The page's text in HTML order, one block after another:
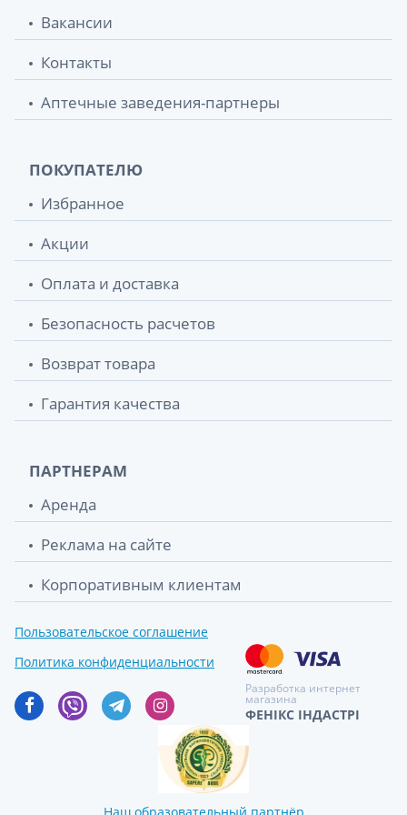
Вакансии
Контакты
Аптечные заведения-партнеры
ПОКУПАТЕЛЮ
Избранное
Акции
Оплата и доставка
Безопасность расчетов
Возврат товара
Гарантия качества
ПАРТНЕРАМ
Аренда
Реклама на сайте
Корпоративным клиентам
Пользовательское соглашение
Политика конфиденциальности
Разработка интернет
магазина
ФЕНІКС ІНДАСТРІ